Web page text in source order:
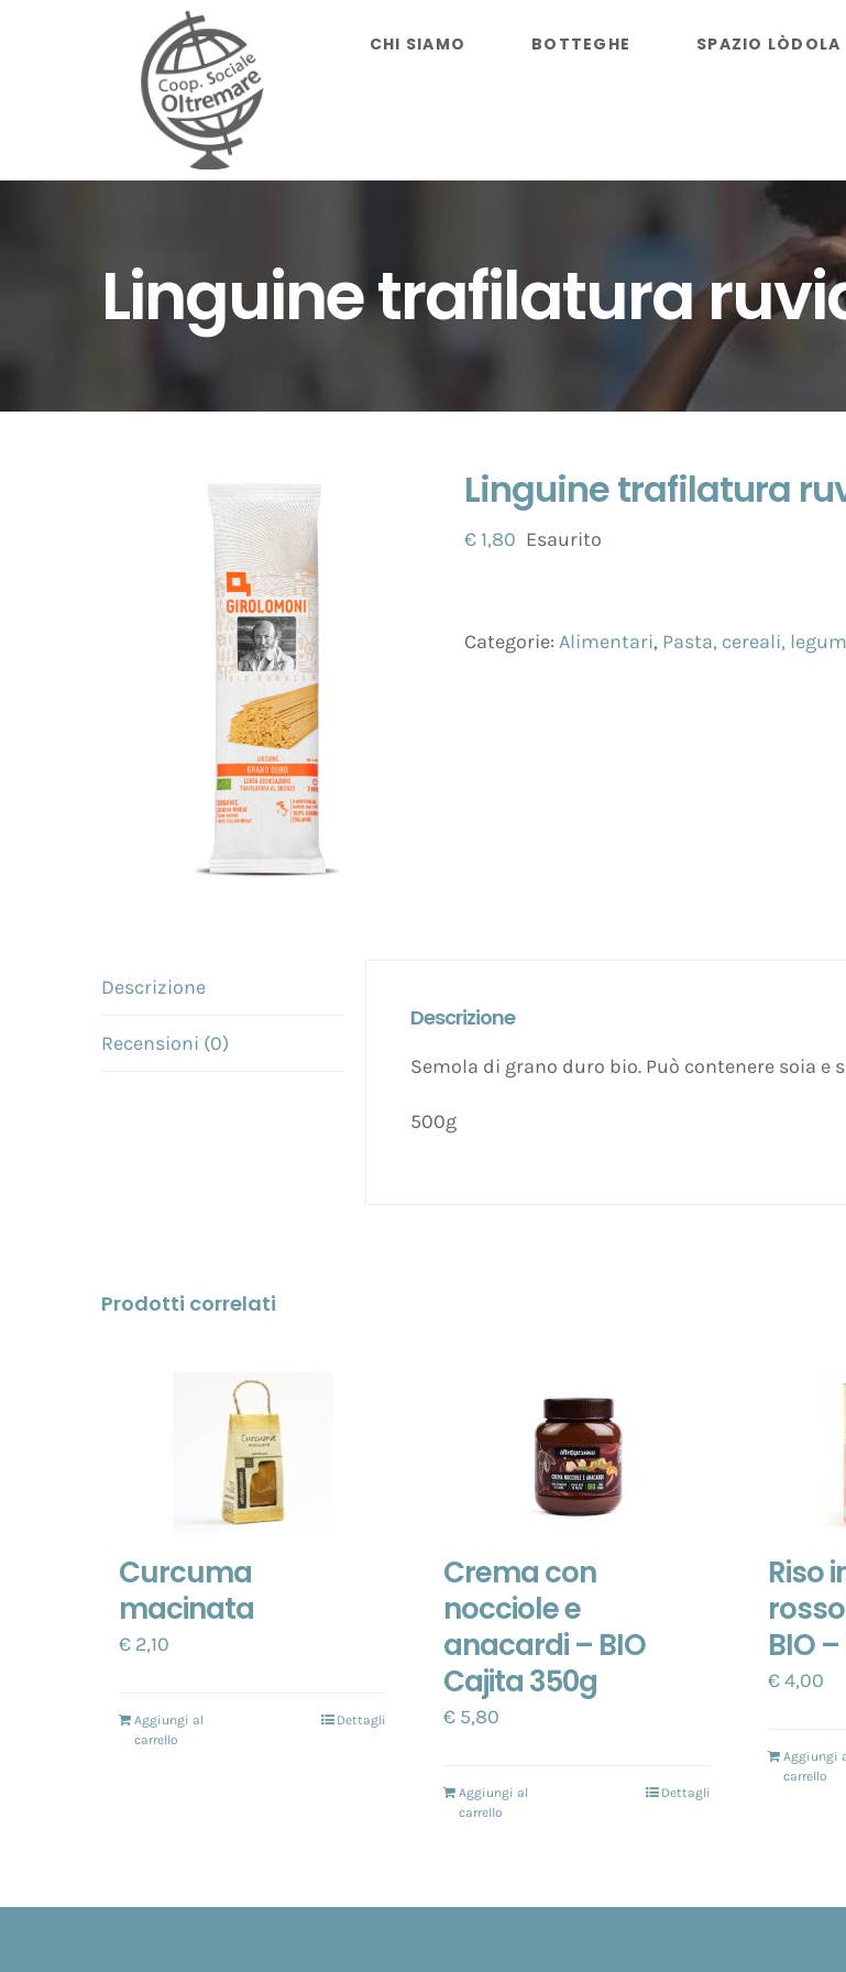
CHI SIAMO BOTTEGHE SPAZIO LÒDOLA
Linguine trafilatura
Linguine trafilatura
€ 1,80 Esaurito
Categorie: Alimentari, Pasta, cereali,
Descrizione
Recensioni (0)
Descrizione
Semola di grano duro bio. Può contenere soia e
500g
Prodotti correlati
Curcuma
macinata
€ 2,10
Aggiungi al
carrello
Dettagli
Crema con
nocciole e
anacardi – BIO
Cajita 350g
€ 5,80
Aggiungi al
carrello
Dettagli
Riso
BIO
€4,00
Aggiungi
carrello